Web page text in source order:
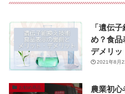
「遺伝
め？食品
デメリッ
2021年8月
お勧め商品
農業初